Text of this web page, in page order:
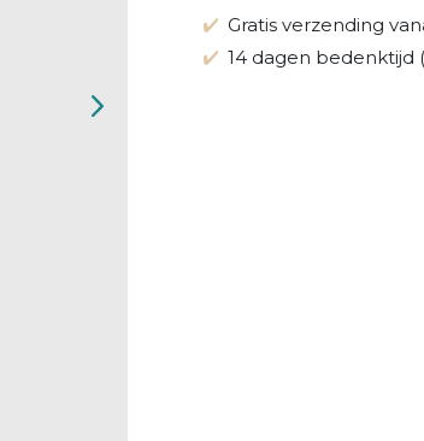
Gratis verzending
14 dagen bedenktijd (